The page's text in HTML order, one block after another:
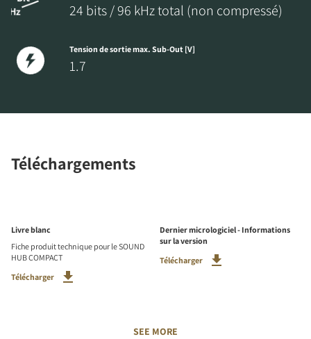
24 bits / 96 kHz total (non compressé)
Tension de sortie max. Sub-Out [V]
1.7
Téléchargements
Livre blanc
Fiche produit technique pour le SOUND
HUB COMPACT
Télécharger
Dernier micrologiciel - Informations
sur la version
Télécharger
SEE MORE